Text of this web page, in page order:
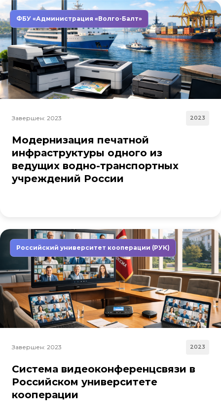
ФБУ «Администрация «Волго-Балт»
Завершен: 2023 2023
Модернизация печатной
инфраструктуры одного из
ведущих водно-транспортных
учреждений России
Российский университет кооперации (РУК)
Завершен: 2023 2023
Система видеоконференцсвязи в
Российском университете
кооперации